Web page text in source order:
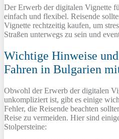
Der Erwerb der digitalen Vignette
einfach und flexibel. Reisende
Vignette rechtzeitig kaufen, um
Straßen unterwegs zu sein und
Wichtige Hinweise
Fahren in Bulgarien
Obwohl der Erwerb der digitalen
unkompliziert ist, gibt es einige
Fehler, die Reisende beachten
Reise zu vermeiden. Hier sind
Stolpersteine: